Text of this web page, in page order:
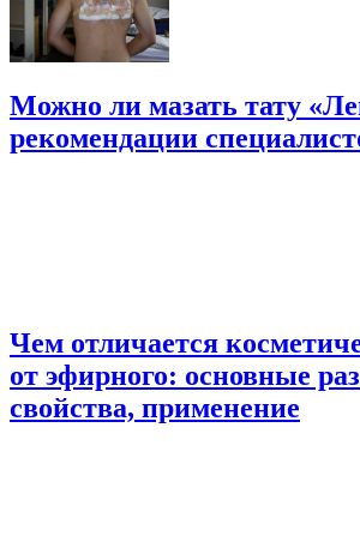
Можно ли мазать тату
рекомендации
Чем отличается
от эфирного: основные
свойства, применение